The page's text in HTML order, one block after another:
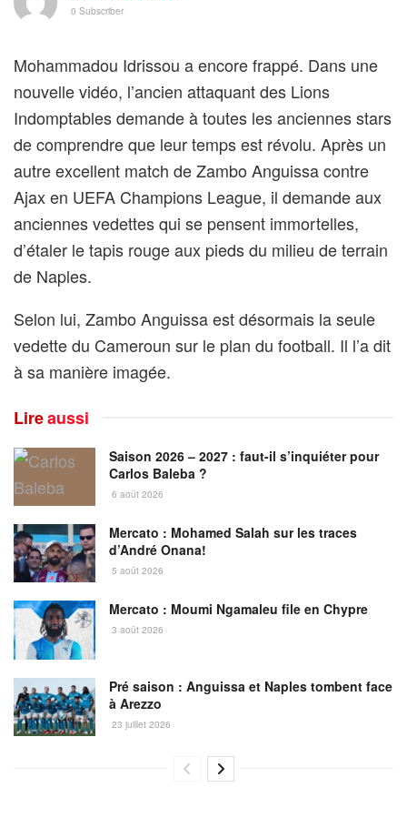
0 Subscriber
Mohammadou Idrissou a encore frappé. Dans une
nouvelle vidéo, l’ancien attaquant des Lions
Indomptables demande à toutes les anciennes stars
de comprendre que leur temps est révolu. Après un
autre excellent match de Zambo Anguissa contre
Ajax en UEFA Champions League, il demande aux
anciennes vedettes qui se pensent immortelles,
d’étaler le tapis rouge aux pieds du milieu de terrain
de Naples.
Selon lui, Zambo Anguissa est désormais la seule
vedette du Cameroun sur le plan du football. Il l’a dit
à sa manière imagée.
Lireaussi
Saison 2026 – 2027 : faut-il s’inquiéter pour
Carlos Baleba ?
6 août 2026
Mercato : Mohamed Salah sur les traces
d’André Onana!
5 août 2026
Mercato : Moumi Ngamaleu file en Chypre
3 août 2026
Pré saison : Anguissa et Naples tombent face
à Arezzo
23 juillet 2026